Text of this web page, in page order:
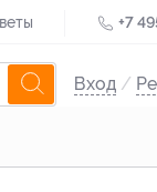
+7
Вход /